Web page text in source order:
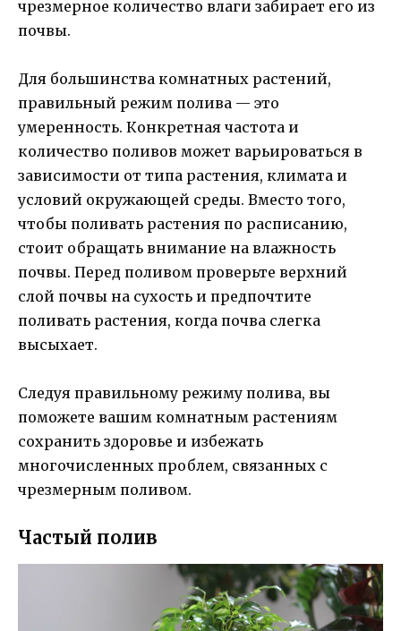
чрезмерное количество влаги забирает его из
почвы.
Для большинства комнатных растений,
правильный режим полива — это
умеренность. Конкретная частота и
количество поливов может варьироваться в
зависимости от типа растения, климата и
условий окружающей среды. Вместо того,
чтобы поливать растения по расписанию,
стоит обращать внимание на влажность
почвы. Перед поливом проверьте верхний
слой почвы на сухость и предпочтите
поливать растения, когда почва слегка
высыхает.
Следуя правильному режиму полива, вы
поможете вашим комнатным растениям
сохранить здоровье и избежать
многочисленных проблем, связанных с
чрезмерным поливом.
Частый полив